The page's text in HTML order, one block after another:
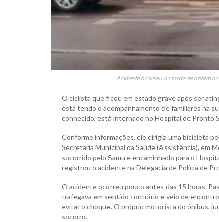
Acidente ocorreu na tarde de ontem
O ciclista que ficou em estado grave após ser
está tendo o acompanhamento de familiares na
conhecido, está internado no Hospital de Pronto
Conforme informações, ele dirigia uma bicicleta
Secretaria Municipal da Saúde (Assistência), em
socorrido pelo Samu e encaminhado para o
registrou o acidente na Delegacia de Polícia de
O acidente ocorreu pouco antes das 15 horas.
trafegava em sentido contrário e veio de
evitar o choque. O próprio motorista do ônibus,
socorro.